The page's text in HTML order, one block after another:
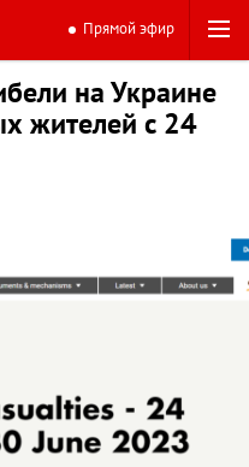
Прямой эфир
на Украине
жителей с 24